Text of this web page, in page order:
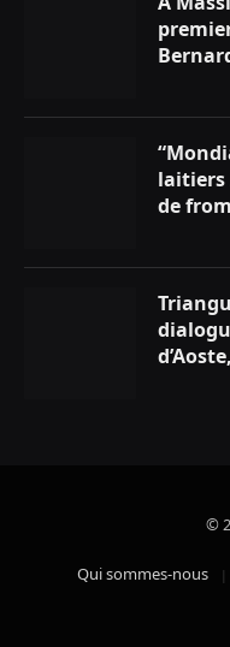
laitiers
de
©
Qui sommes-nous